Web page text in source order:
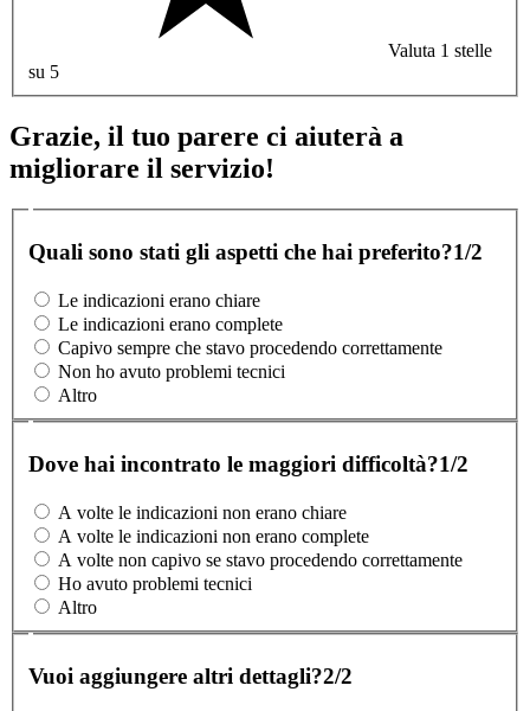
Valuta 1 stelle
su 5
Grazie, il tuo parere ci aiuterà a
migliorare il servizio!
Quali sono stati gli aspetti che hai preferito?1/2
Le indicazioni erano chiare
Le indicazioni erano complete
Capivo sempre che stavo procedendo correttamente
Non ho avuto problemi tecnici
Altro
Dove hai incontrato le maggiori difficoltà?1/2
A volte le indicazioni non erano chiare
A volte le indicazioni non erano complete
A volte non capivo se stavo procedendo correttamente
Ho avuto problemi tecnici
Altro
Vuoi aggiungere altri dettagli?2/2